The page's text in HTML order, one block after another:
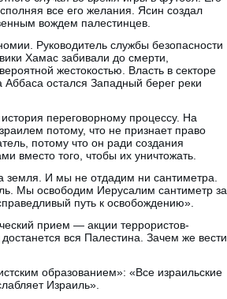
все его желания. Ясин создал
вождем палестинцев.
Руководитель службы безопасности
Хамас забивали до смерти,
жестокостью. Власть в секторе
остался Западный берег реки
переговорному процессу. На
потому, что не признает право
потому что он ради создания
вместо того, чтобы их уничтожать.
И мы не отдадим ни сантиметра.
Мы освободим Иерусалим сантиметр за
путь к освобождению».
прием — акции террористов-
вся Палестина. Зачем же вести
образованием»: «Все израильские
Израиль».